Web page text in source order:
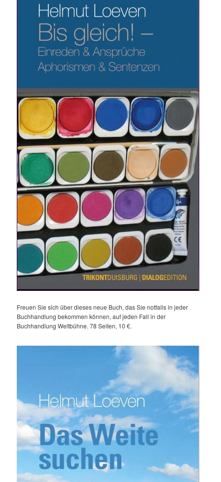
Freuen Sie sich über dieses neue Buch, das Sie notfalls in jeder
Buchhandlung bekommen können, auf jeden Fall in der
Buchhandlung Weltbühne. 78 Seiten, 10 €.